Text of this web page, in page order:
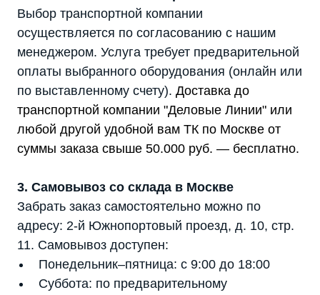
Выбор транспортной компании
осуществляется по согласованию с нашим
менеджером. Услуга требует предварительной
оплаты выбранного оборудования (онлайн или
по выставленному счету). Доставка до
транспортной компании "Деловые Линии" или
любой другой удобной вам ТК по Москве от
суммы заказа свыше 50.000 руб. — бесплатно.
3. Самовывоз со склада в Москве
Забрать заказ самостоятельно можно по
адресу: 2-й Южнопортовый проезд, д. 10, стр.
11. Самовывоз доступен:
Понедельник–пятница: с 9:00 до 18:00
Суббота: по предварительному
официальным
дилером ГК «Штиль"
Оставьте заявку на подбор
стабилизатора или ИБП и наши
менеджеры помогут вам подобрать
подходящий вариант